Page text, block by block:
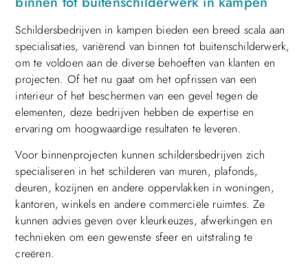
Schildersbedrijven in kampen bieden een breed scala aan
specialisaties, variërend van binnen tot buitenschilderwerk,
om te voldoen aan de diverse behoeften van klanten en
projecten. Of het nu gaat om het opfrissen van een
interieur of het beschermen van een gevel tegen de
elementen, deze bedrijven hebben de expertise en
ervaring om hoogwaardige resultaten te leveren.
Voor binnenprojecten kunnen schildersbedrijven zich
specialiseren in het schilderen van muren, plafonds,
deuren, kozijnen en andere oppervlakken in woningen,
kantoren, winkels en andere commerciële ruimtes. Ze
kunnen advies geven over kleurkeuzes, afwerkingen en
technieken om een gewenste sfeer en uitstraling te
creëren.